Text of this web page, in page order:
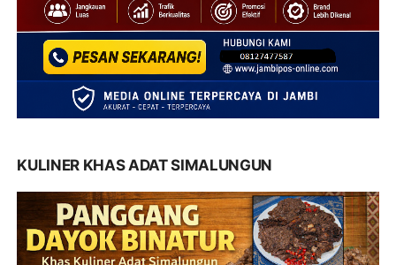
KULINER KHAS ADAT SIMALUNGUN